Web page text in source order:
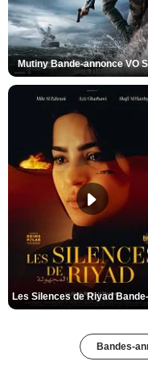
Mutiny Bande-annonce VO
Bandes-